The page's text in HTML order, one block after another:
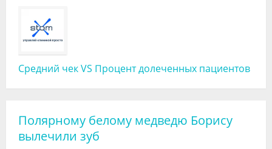
Средний чек VS Процент долеченных пациентов
Полярному белому медведю Борису
вылечили зуб